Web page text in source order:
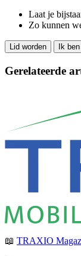
Laat je
Zo kunnen
Lid worden Ik
Gerelateerde
📖 TRAXIO